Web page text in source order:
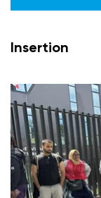
Insertion